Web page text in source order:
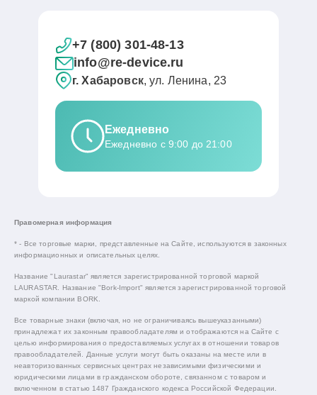
+7 (800) 301-48-13
info@re-device.ru
г. Хабаровск, ул. Ленина, 23
Ежедневно
Ежедневно с 9:00 до 21:00
Правомерная информация
* - Все торговые марки, представленные на Сайте, используются в законных
информационных и описательных целях.
Название "Laurastar" является зарегистрированной торговой маркой
LAURASTAR. Название "Bork-Import" является зарегистрированной торговой
маркой компании BORK.
Все товарные знаки (включая, но не ограничиваясь вышеуказанными)
принадлежат их законным правообладателям и отображаются на Сайте с
целью информирования о предоставляемых услугах в отношении товаров
правообладателей. Данные услуги могут быть оказаны на месте или в
неавторизованных сервисных центрах независимыми физическими и
юридическими лицами в гражданском обороте, связанном с товаром и
включенном в статью 1487 Гражданского кодекса Российской Федерации.